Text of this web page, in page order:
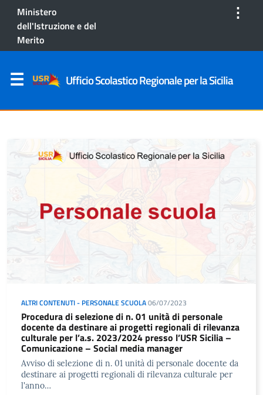
Ministero
dell'Istruzione e del
Merito
⋮
Ufficio Scolastico Regionale per la Sicilia
ALTRI CONTENUTI - PERSONALE SCUOLA06/07/2023
Procedura di selezione di n. 01 unità di personale
docente da destinare ai progetti regionali di rilevanza
culturale per l’a.s. 2023/2024 presso l’USR Sicilia –
Comunicazione – Social media manager
Avviso di selezione di n. 01 unità di personale docente da
destinare ai progetti regionali di rilevanza culturale per
l'anno…